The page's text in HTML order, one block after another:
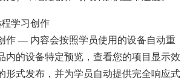
学习创作
作 — 内容会按照学员使用的设备自动重
内的设备特定预览，查看您的项目显示效
形式发布，并为学员自动提供完全响应式